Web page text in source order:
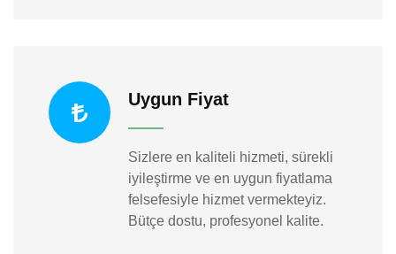
Uygun Fiyat
Sizlere en kaliteli hizmeti, sürekli
iyileştirme ve en uygun fiyatlama
felsefesiyle hizmet vermekteyiz.
Bütçe dostu, profesyonel kalite.